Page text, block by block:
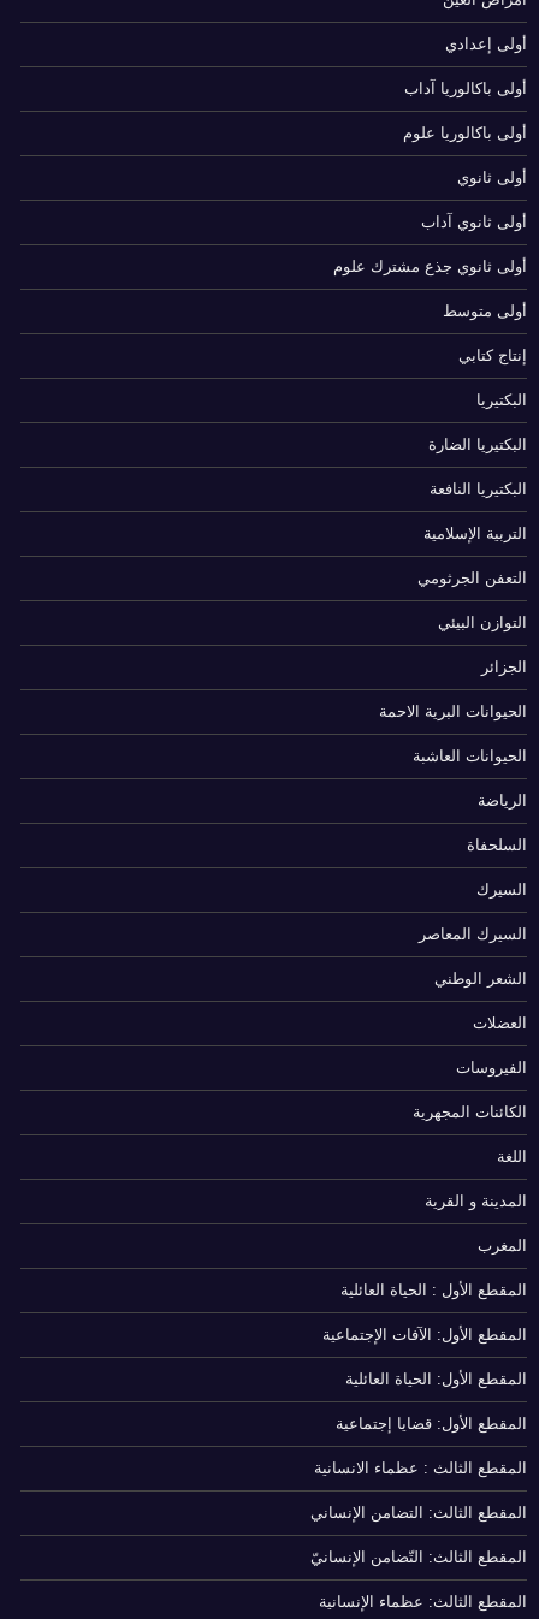
أولى إعدادي
أولى باكالوريا آداب
أولى باكالوريا علوم
أولى ثانوي
أولى ثانوي آداب
أولى ثانوي جذع مشترك علوم
أولى متوسط
إنتاج كتابي
البكتيريا
البكتيريا الضارة
البكتيريا النافعة
التربية الإسلامية
التعفن الجرثومي
التوازن البيئي
الجزائر
الحيوانات البرية الاحمة
الحيوانات العاشبة
الرياضة
السلحفاة
السيرك
السيرك المعاصر
الشعر الوطني
العضلات
الفيروسات
الكائنات المجهرية
اللغة
المدينة و القرية
المغرب
المقطع الأول : الحياة العائلية
المقطع الأول: الآفات الإجتماعية
المقطع الأول: الحياة العائلية
المقطع الأول: قضايا إجتماعية
المقطع الثالث : عظماء الانسانية
المقطع الثالث: التضامن الإنساني
المقطع الثالث: التّضامن الإنسانيّ
المقطع الثالث: عظماء الإنسانية